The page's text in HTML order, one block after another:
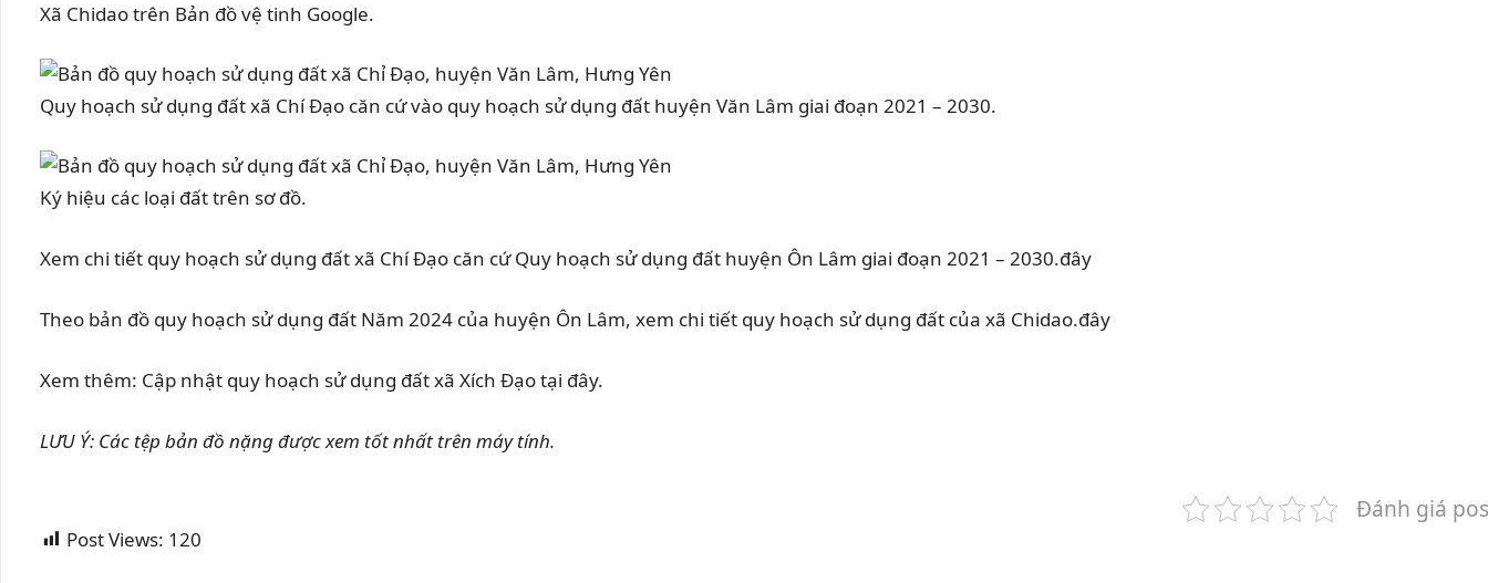
Xã Chidao trên Bản đồ vệ tinh Google.
Quy hoạch sử dụng đất xã Chí Đạo căn cứ vào quy hoạch sử dụng đất huyện Văn Lâm giai đoạn 2021 – 2030.
Ký hiệu các loại đất trên sơ đồ.
Xem chi tiết quy hoạch sử dụng đất xã Chí Đạo căn cứ Quy hoạch sử dụng đất huyện Ôn Lâm giai đoạn 2021 – 2030.đây
Theo bản đồ quy hoạch sử dụng đất Năm 2024 của huyện Ôn Lâm, xem chi tiết quy hoạch sử dụng đất của xã Chidao.đây
Xem thêm: Cập nhật quy hoạch sử dụng đất xã Xích Đạo tại đây.
LƯU Ý: Các tệp bản đồ nặng được xem tốt nhất trên máy tính.
Đánh giá
Post Views: 120